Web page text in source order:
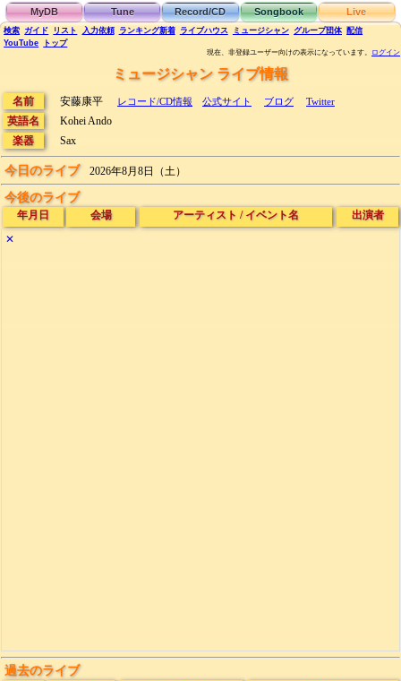
MyDB Tune Record/CD Songbook Live
検索 ガイド リスト 入力依頼 ランキング新着 ライブハウス ミュージシャン グループ団体 配信
YouTube
トップ
現在、非登録ユーザー向けの表示になっています。 ログイン
ミュージシャン ライブ情報
名前 安藤康平 レコード/CD情報 公式サイト ブログ Twitter
英語名
Kohei Ando
楽器
Sax
今日のライブ 2026年8月8日（土）
今後のライブ
年月日 会場 アーティスト / イベント名
出演者
✕
過去のライブ